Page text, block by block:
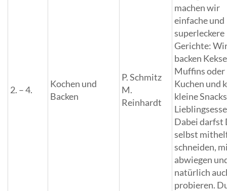
2. – 4.
Kochen und
Backen
P. Schmitz
M.
Reinhardt
machen wir
einfache und
superleckere
Gerichte:
backen
Muffins oder
Kuchen und
kleine
Dabei darfst
selbst
schneiden,
abwiegen
natürlich
probieren.